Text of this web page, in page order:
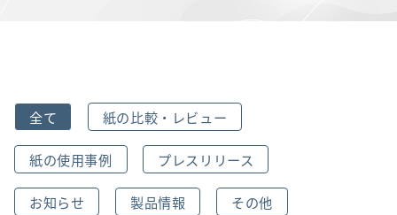
会社案内
事業内容
全て 紙の比較・レビュー
紙の使用事例 プレスリリース
お知らせ 製品情報 その他